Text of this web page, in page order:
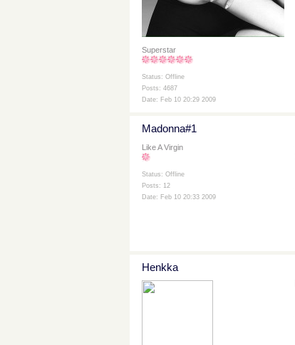
Superstar
Status: Offline
Posts: 4687
Date: Feb 10 20:29 2009
Madonna#1
Like A Virgin
Status: Offline
Posts: 12
Date: Feb 10 20:33 2009
Henkka